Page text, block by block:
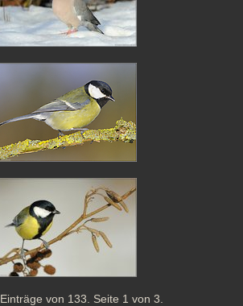
Einträge von 133. Seite 1 von 3.